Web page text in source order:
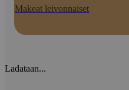
Makeat leivonnaiset
Ladataan...